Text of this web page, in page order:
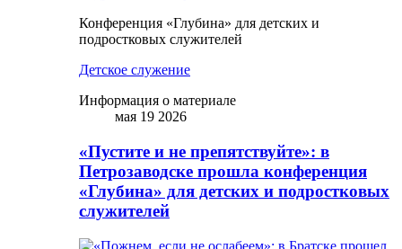
Конференция «Глубина» для детских и
подростковых служителей
Детское служение
Информация о материале
мая 19 2026
«Пустите и не препятствуйте»: в
Петрозаводске прошла конференция
«Глубина» для детских и подростковых
служителей